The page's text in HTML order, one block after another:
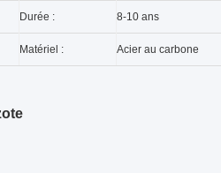
Durée : 8-10 ans
Matériel : Acier au carbone